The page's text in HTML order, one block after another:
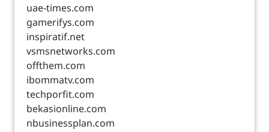
uae-times.com
gamerifys.com
inspiratif.net
vsmsnetworks.com
offthem.com
ibommatv.com
techporfit.com
bekasionline.com
nbusinessplan.com